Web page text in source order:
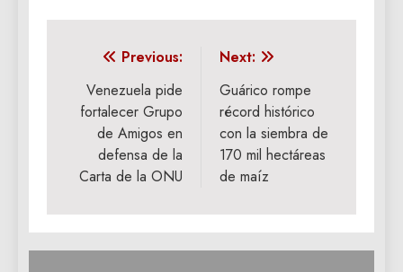
Navegación
de
entradas
Previous:
Venezuela pide
fortalecer Grupo
de Amigos en
defensa de la
Carta de la ONU
Next:
Guárico rompe
récord histórico
con la siembra de
170 mil hectáreas
de maíz